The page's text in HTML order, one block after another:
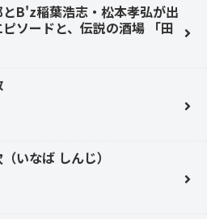
B'z稲葉浩志・松本孝弘が出
ソードと、伝説の酒場 「田
いなば しんじ）